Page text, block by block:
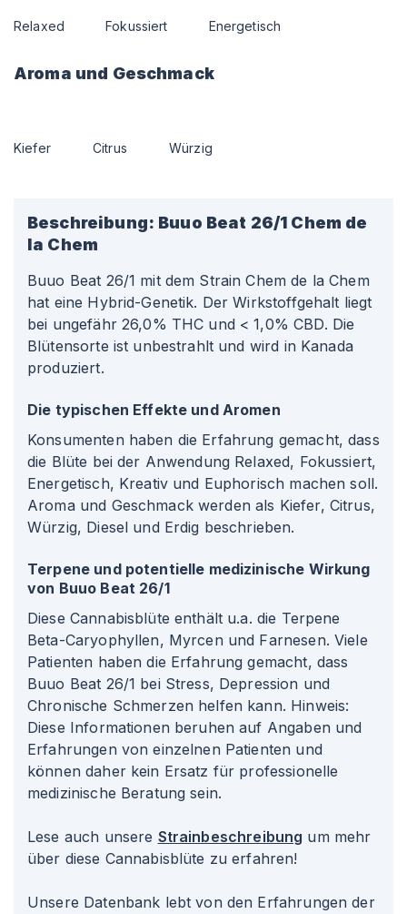
Relaxed Fokussiert Energetisch
Aroma und Geschmack
Kiefer Citrus Würzig
Beschreibung: Buuo Beat 26/1 Chem de
la Chem
Buuo Beat 26/1 mit dem Strain Chem de la Chem
hat eine Hybrid-Genetik. Der Wirkstoffgehalt liegt
bei ungefähr 26,0% THC und < 1,0% CBD. Die
Blütensorte ist unbestrahlt und wird in Kanada
produziert.
Die typischen Effekte und Aromen
Konsumenten haben die Erfahrung gemacht, dass
die Blüte bei der Anwendung Relaxed, Fokussiert,
Energetisch, Kreativ und Euphorisch machen soll.
Aroma und Geschmack werden als Kiefer, Citrus,
Würzig, Diesel und Erdig beschrieben.
Terpene und potentielle medizinische Wirkung
von Buuo Beat 26/1
Diese Cannabisblüte enthält u.a. die Terpene
Beta-Caryophyllen, Myrcen und Farnesen. Viele
Patienten haben die Erfahrung gemacht, dass
Buuo Beat 26/1 bei Stress, Depression und
Chronische Schmerzen helfen kann. Hinweis:
Diese Informationen beruhen auf Angaben und
Erfahrungen von einzelnen Patienten und
können daher kein Ersatz für professionelle
medizinische Beratung sein.
Lese auch unsere Strainbeschreibung um mehr
über diese Cannabisblüte zu erfahren!
Unsere Datenbank lebt von den Erfahrungen der